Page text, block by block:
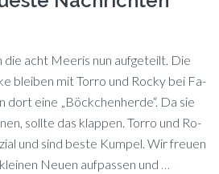
acht Mee­ris nun auf­ge­teilt. Die
blei­ben mit Tor­ro und Ro­cky bei Fa­
dort eine „Böck­chen­her­de“. Da sie
soll­te das klap­pen. Tor­ro und Ro­
und sind bes­te Kum­pel. Wir freu­en
Neu­en auf­pas­sen und